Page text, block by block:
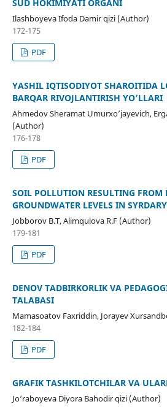
SUD HOKIMIYATI ORGANI
Ilashboyeva Ifoda Damir qizi (Author)
172-175
PDF
YASHIL IQTISODIYOT SHAROITIDA
BARQAR RIVOJLANTIRISH YO’LLARI
Ahmedov Sheramat Umurxo’jayevich,
(Author)
176-178
PDF
SOIL POLLUTION RESULTING FROM
GROUNDWATER LEVELS IN
Jobborov B.T, Alimqulova R.F (Author)
179-181
PDF
DENOV TADBIRKORLIK VA
TALABASI
Mamasoatov Faxriddin, Jorayev
182-184
PDF
GRAFIK TASHKILOTCHILAR VA
Jo‘raboyeva Diyora Bahodir qizi (Author)